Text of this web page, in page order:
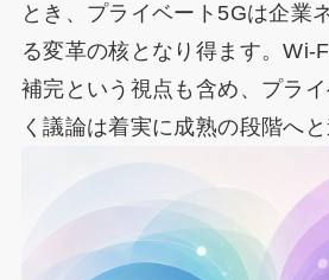
とき、プライベート5Gは企業
る変革の核となり得ます。Wi-
補完という視点も含め、プラ
く議論は着実に成熟の段階へと